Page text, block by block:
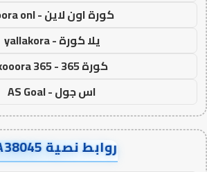
كورة اون لاين - koora onl
يلا كورة - yallakora
كورة 365 - kooora 365
اس جول - AS Goal
روابط نصية AA38045